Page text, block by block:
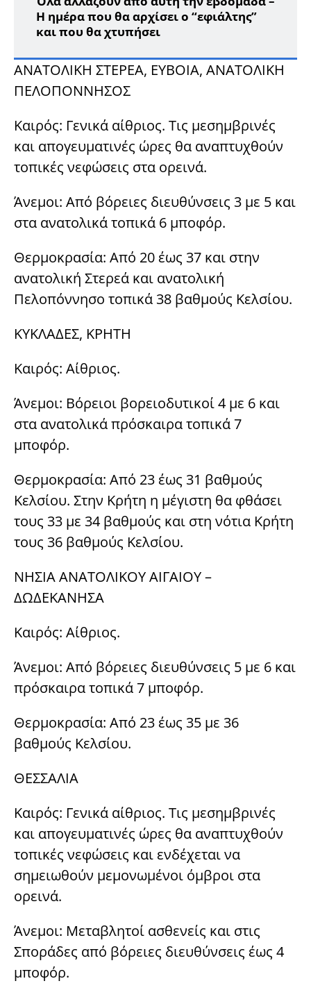
Η ημέρα που θα αρχίσει ο “εφιάλτης”
και που θα χτυπήσει
ΑΝΑΤΟΛΙΚΗ ΣΤΕΡΕΑ, ΕΥΒΟΙΑ, ΑΝΑΤΟΛΙΚΗ
ΠΕΛΟΠΟΝΝΗΣΟΣ
Καιρός: Γενικά αίθριος. Τις μεσημβρινές
και απογευματινές ώρες θα αναπτυχθούν
τοπικές νεφώσεις στα ορεινά.
Άνεμοι: Από βόρειες διευθύνσεις 3 με 5 και
στα ανατολικά τοπικά 6 μποφόρ.
Θερμοκρασία: Από 20 έως 37 και στην
ανατολική Στερεά και ανατολική
Πελοπόννησο τοπικά 38 βαθμούς Κελσίου.
ΚΥΚΛΑΔΕΣ, ΚΡΗΤΗ
Καιρός: Αίθριος.
Άνεμοι: Βόρειοι βορειοδυτικοί 4 με 6 και
στα ανατολικά πρόσκαιρα τοπικά 7
μποφόρ.
Θερμοκρασία: Από 23 έως 31 βαθμούς
Κελσίου. Στην Κρήτη η μέγιστη θα φθάσει
τους 33 με 34 βαθμούς και στη νότια Κρήτη
τους 36 βαθμούς Κελσίου.
ΝΗΣΙΑ ΑΝΑΤΟΛΙΚΟΥ ΑΙΓΑΙΟΥ –
ΔΩΔΕΚΑΝΗΣΑ
Καιρός: Αίθριος.
Άνεμοι: Από βόρειες διευθύνσεις 5 με 6 και
πρόσκαιρα τοπικά 7 μποφόρ.
Θερμοκρασία: Από 23 έως 35 με 36
βαθμούς Κελσίου.
ΘΕΣΣΑΛΙΑ
Καιρός: Γενικά αίθριος. Τις μεσημβρινές
και απογευματινές ώρες θα αναπτυχθούν
τοπικές νεφώσεις και ενδέχεται να
σημειωθούν μεμονωμένοι όμβροι στα
ορεινά.
Άνεμοι: Μεταβλητοί ασθενείς και στις
Σποράδες από βόρειες διευθύνσεις έως 4
μποφόρ.